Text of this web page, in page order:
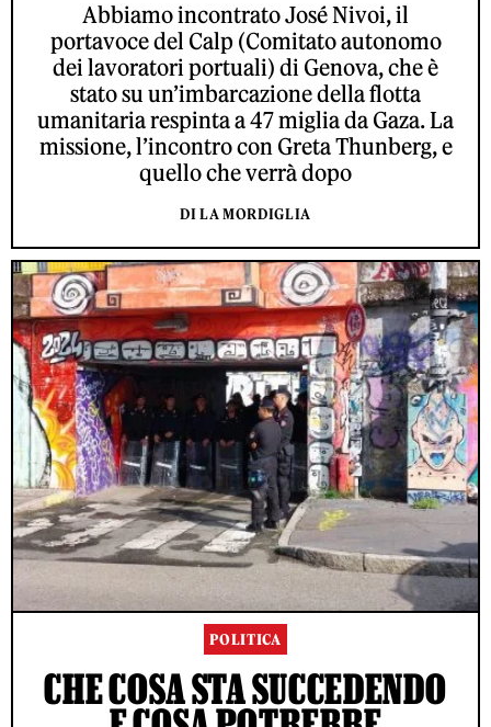
Abbiamo incontrato José Nivoi, il
portavoce del Calp (Comitato autonomo
dei lavoratori portuali) di Genova, che è
stato su un’imbarcazione della flotta
umanitaria respinta a 47 miglia da Gaza. La
missione, l’incontro con Greta Thunberg, e
quello che verrà dopo
DI LA MORDIGLIA
POLITICA
CHE COSA STA SUCCEDENDO